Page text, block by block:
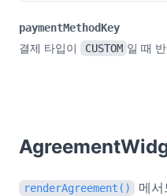
paymentMethodKey
결제 타입이 CUSTOM 일 때
renderAgreement()
메